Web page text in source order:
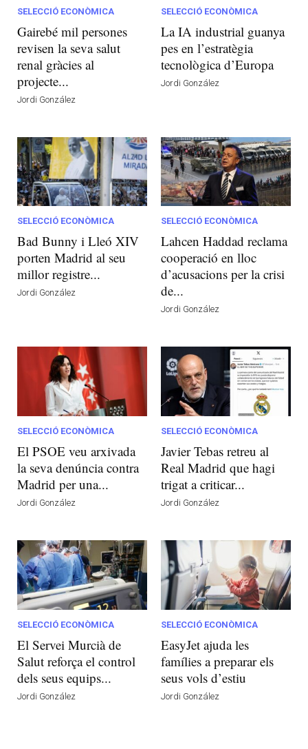
SELECCIÓ ECONÒMICA
Gairebé mil persones
revisen la seva salut
renal gràcies al
projecte...
Jordi González
SELECCIÓ ECONÒMICA
La IA industrial guanya
pes en l’estratègia
tecnològica d’Europa
Jordi González
SELECCIÓ ECONÒMICA
Bad Bunny i Lleó XIV
porten Madrid al seu
millor registre...
Jordi González
SELECCIÓ ECONÒMICA
Lahcen Haddad reclama
cooperació en lloc
d’acusacions per la crisi
de...
Jordi González
SELECCIÓ ECONÒMICA
El PSOE veu arxivada
la seva denúncia contra
Madrid per una...
Jordi González
SELECCIÓ ECONÒMICA
Javier Tebas retreu al
Real Madrid que hagi
trigat a criticar...
Jordi González
SELECCIÓ ECONÒMICA
El Servei Murcià de
Salut reforça el control
dels seus equips...
Jordi González
SELECCIÓ ECONÒMICA
EasyJet ajuda les
famílies a preparar els
seus vols d’estiu
Jordi González